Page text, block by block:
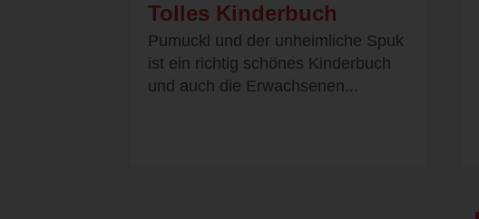
Tolles Kinderbuch
Pumuckl und der unheimliche Spuk
ist ein richtig schönes Kinderbuch
und auch die Erwachsenen...